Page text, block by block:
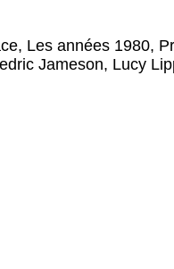
Les années 1980,
Jameson, Lucy